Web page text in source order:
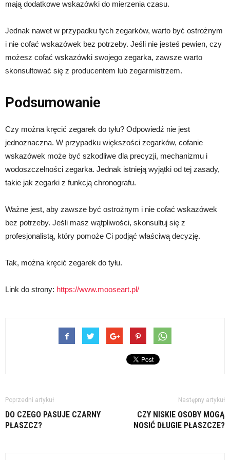
mają dodatkowe wskazówki do mierzenia czasu.
Jednak nawet w przypadku tych zegarków, warto być ostrożnym
i nie cofać wskazówek bez potrzeby. Jeśli nie jesteś pewien, czy
możesz cofać wskazówki swojego zegarka, zawsze warto
skonsultować się z producentem lub zegarmistrzem.
Podsumowanie
Czy można kręcić zegarek do tyłu? Odpowiedź nie jest
jednoznaczna. W przypadku większości zegarków, cofanie
wskazówek może być szkodliwe dla precyzji, mechanizmu i
wodoszczelności zegarka. Jednak istnieją wyjątki od tej zasady,
takie jak zegarki z funkcją chronografu.
Ważne jest, aby zawsze być ostrożnym i nie cofać wskazówek
bez potrzeby. Jeśli masz wątpliwości, skonsultuj się z
profesjonalistą, który pomoże Ci podjąć właściwą decyzję.
Tak, można kręcić zegarek do tyłu.
Link do strony: https://www.mooseart.pl/
Poprzedni artykuł
DO CZEGO PASUJE CZARNY
PŁASZCZ?
Następny artykuł
CZY NISKIE OSOBY MOGĄ
NOSIĆ DŁUGIE PŁASZCZE?